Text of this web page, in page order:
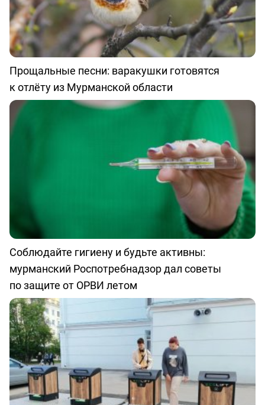
Прощальные песни: варакушки готовятся
к отлёту из Мурманской области
Соблюдайте гигиену и будьте активны:
мурманский Роспотребнадзор дал советы
по защите от ОРВИ летом